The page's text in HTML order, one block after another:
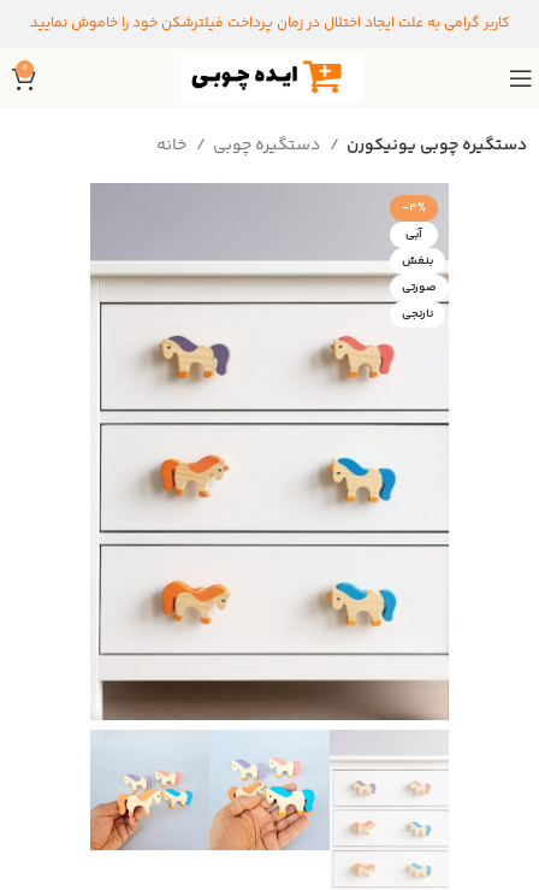
کاربر گرامی به علت ایجاد اختلال در زمان پرداخت فیلترشکن خود را خاموش نمایید
0
خانه دستگیره‌ چوبی دستگیره چوبی یونیکورن
-4%
آبی
بنغش
صورتی
نارنجی